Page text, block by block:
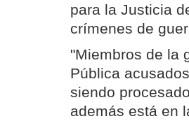
para la Justicia
crímenes de
"Miembros de la
Pública
siendo
además está en